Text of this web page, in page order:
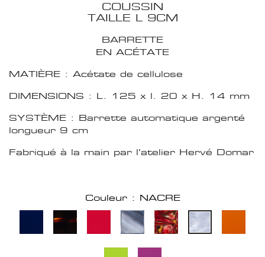
COUSSIN
TAILLE L 9CM
BARRETTE
EN ACÉTATE
MATIÈRE : Acétate de cellulose
DIMENSIONS : L. 125 x l. 20 x H. 14 mm
SYSTÈME : Barrette automatique argenté
longueur 9 cm
Fabriqué à la main par l'atelier Hervé Domar
Couleur : NACRE